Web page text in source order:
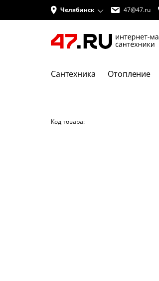
Челябинск 47@47.ru
Сантехника Отопление
Код товара: